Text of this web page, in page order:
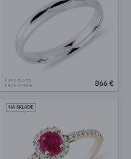
BIELE ZLATO
BEZ KAMEŇA
866 €
NA SKLADE